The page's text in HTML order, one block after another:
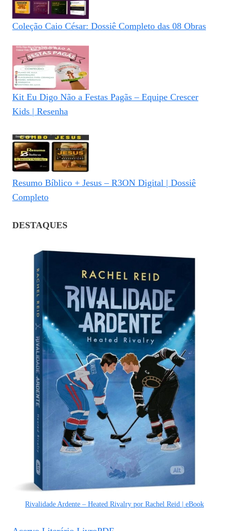
Coleção Caio César: Dossiê Completo das 08 Obras
Kit Eu Digo Não a Festas Pagãs – Equipe Crescer
Kids | Resenha
Resumo Bíblico + Jesus – R3ON Digital | Dossiê
Completo
DESTAQUES
Rivalidade Ardente – Heated Rivalry por Rachel Reid | eBook